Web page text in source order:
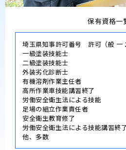
保有資格一
埼玉県知事許可番号 許可（般 一
一級塗装技能士
二級塗装技能士
外装劣化診断士
有機溶剤作業主任者
高所作業車技能講習終了
労働安全衛生法による技能
足場の組立作業責任者
安全衛生教育修了
労働安全衛生法による技能講習終
他、多数